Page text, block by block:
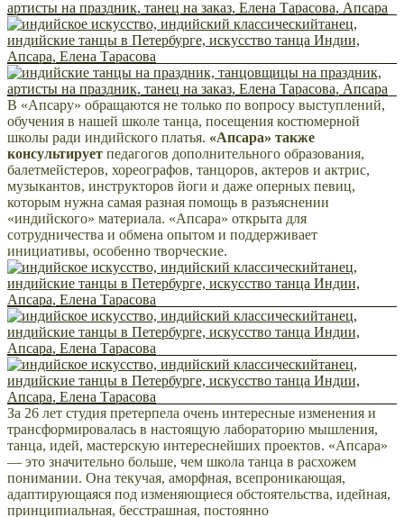
В «Апсару» обращаются не только по вопросу выступлений,
обучения в нашей школе танца, посещения костюмерной
школы ради индийского платья. «Апсара» также
консультирует педагогов дополнительного образования,
балетмейстеров, хореографов, танцоров, актеров и актрис,
музыкантов, инструкторов йоги и даже оперных певиц,
которым нужна самая разная помощь в разъяснении
«индийского» материала. «Апсара» открыта для
сотрудничества и обмена опытом и поддерживает
инициативы, особенно творческие.
За 26 лет студия претерпела очень интересные изменения и
трансформировалась в настоящую лабораторию мышления,
танца, идей, мастерскую интереснейших проектов. «Апсара»
— это значительно больше, чем школа танца в расхожем
понимании. Она текучая, аморфная, всепроникающая,
адаптирующаяся под изменяющиеся обстоятельства, идейная,
принципиальная, бесстрашная, постоянно